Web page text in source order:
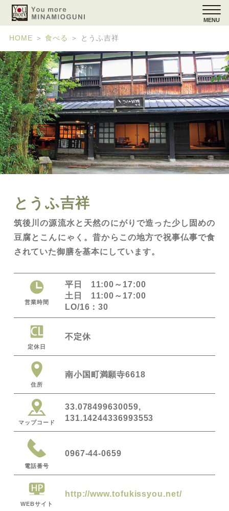
MENU
HOME ＞食べる ＞ とうふ吉祥
とうふ吉祥
筑後川の源流水と天然のにがりで造った少し固めの
豆腐とこんにゃく。昔からこの地方で祝事仏事で食
されていた御膳を基本にしています。
営業時間
平日 11:00～17:00
土日 11:00～17:00
LO/16：30
定休日
不定休
住所
南小国町満願寺6618
マップコード
33.078499630059,
131.14244336993553
電話番号
0967-44-0659
WEBサイト
http://www.tofukissyou.net/